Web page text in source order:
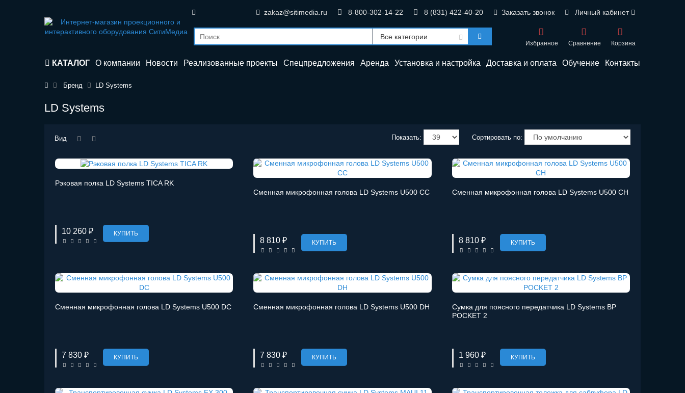
Личный кабинет
Заказать звонок
8 (831) 422-40-20
8-800-302-14-22
zakaz@sitimedia.ru
Корзина
Сравнение
Избранное
КАТАЛОГ О компании Новости Реализованные проекты Спецпредложения Аренда Установка и настройка Доставка и оплата Обучение Контакты
Бренд LD Systems
LD Systems
Вид Сортировать по:
Показать:
Рэковая полка LD Systems TICA RK
10 260 ₽ КУПИТЬ
Сменная микрофонная голова LD Systems U500 CC
8 810 ₽ КУПИТЬ
Сменная микрофонная голова LD Systems U500 CH
8 810 ₽ КУПИТЬ
Сменная микрофонная голова LD Systems U500 DC
7 830 ₽ КУПИТЬ
Сменная микрофонная голова LD Systems U500 DH
7 830 ₽ КУПИТЬ
Сумка для поясного передатчика LD Systems BP
POCKET 2
1 960 ₽ КУПИТЬ